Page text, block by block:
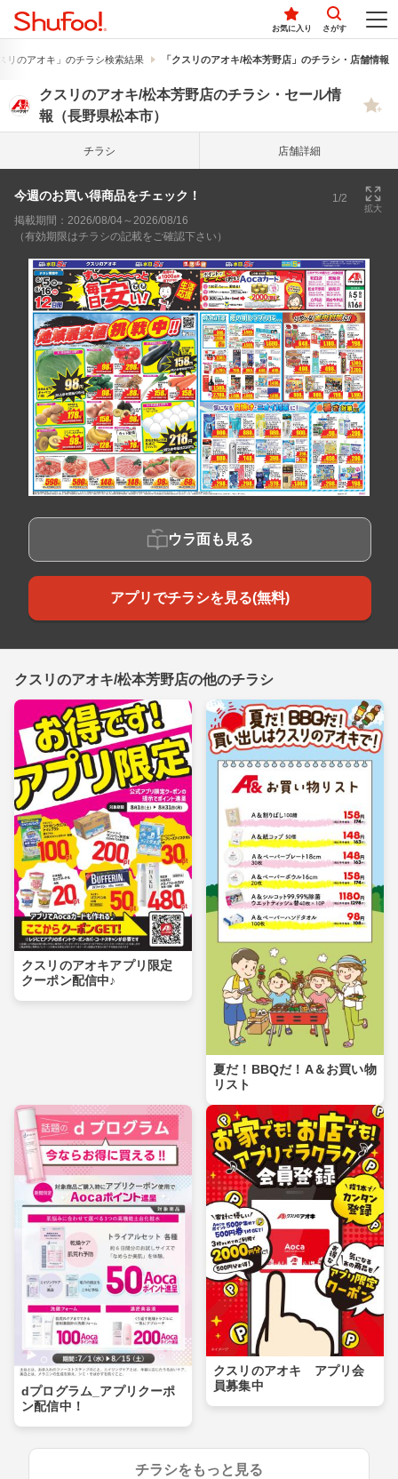
お気に入り さがす
リのアオキ」のチラシ検索結果 「クスリのアオキ/松本芳野店」のチラシ・店舗情報
クスリのアオキ/松本芳野店のチラシ・セール情
報（長野県松本市）
チラシ 店舗詳細
今週のお買い得商品をチェック！ 1/2
拡大
掲載期間：2026/08/04～2026/08/16
（有効期限はチラシの記載をご確認下さい）
ウラ面も見る
アプリでチラシを見る(無料)
クスリのアオキ/松本芳野店の他のチラシ
クスリのアオキアプリ限定
クーポン配信中♪
夏だ！BBQだ！A＆お買い物
リスト
dプログラム_アプリクーポ
ン配信中！
クスリのアオキ アプリ会
員募集中
チラシをもっと見る